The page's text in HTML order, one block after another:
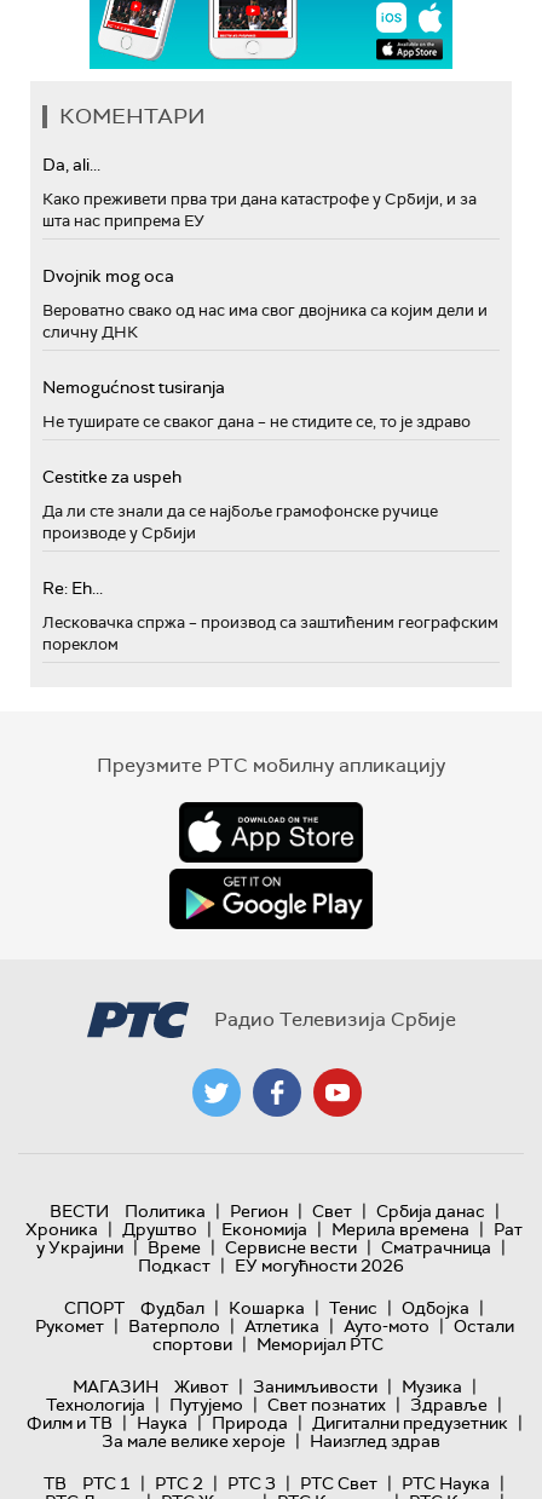
КОМЕНТАРИ
Da, ali...
Како преживети прва три дана катастрофе у Србији, и за
шта нас припрема ЕУ
Dvojnik mog oca
Вероватно свако од нас има свог двојника са којим дели и
сличну ДНК
Nemogućnost tusiranja
Не туширате се сваког дана – не стидите се, то је здраво
Cestitke za uspeh
Да ли сте знали да се најбоље грамофонске ручице
производе у Србији
Re: Eh...
Лесковачка спржа – производ са заштићеним географским
пореклом
Преузмите РТС мобилну апликацију
Радио Телевизија Србије
ВЕСТИ Политика | Регион | Свет | Србија данас |
Хроника | Друштво | Економија | Мерила времена | Рат
у Украјини | Време | Сервисне вести | Сматрачница |
Подкаст | ЕУ могућности 2026
СПОРТ
Фудбал | Кошарка | Тенис | Одбојка |
Рукомет | Ватерполо | Атлетика | Ауто-мото | Остали
спортови | Меморијал РТС
МАГАЗИН
Живот | Занимљивости | Музика |
Технологијa | Путујемо | Свет познатих | Здравље |
Филм и ТВ | Наука | Природа | Дигитални предузетник |
За мале велике хероје | Наизглед здрав
ТВ
РТС 1 | РТС 2 | РТС 3 | РТС Свет | РТС Наука |